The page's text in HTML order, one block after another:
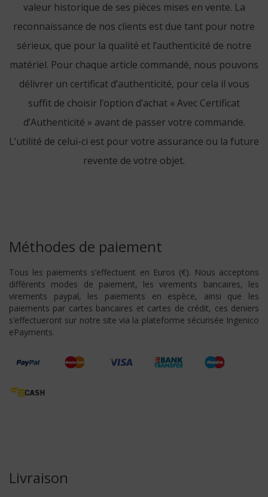
valeur historique de ses pièces mises en vente. La
reconnaissance de nos clients est due tant pour notre
sérieux, que pour la qualité et l’authenticité de notre
matériel. Pour chaque article commandé, nous pouvons
délivrer un certificat d’authenticité, pour cela il vous
suffit de choisir l’option d’achat « Avec Certificat
d’Authenticité » avant de passer votre commande.
L’utilité de celui-ci est pour votre assurance ou la future
revente de votre objet.
Méthodes de paiement
Tous les paiements s’effectuent en Euros (€). Nous acceptons
différents modes de paiement, les virements bancaires, les
virements paypal, les paiements en espèce, ainsi que les
paiements par cartes bancaires et cartes de crédit, ces deniers
s’effectueront sur notre site via la plateforme sécurisée Ingenico
ePayments.
Livraison